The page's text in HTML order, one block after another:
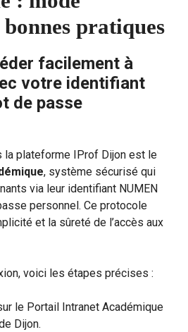
pratiques
facilement à
votre identifiant
de passe
la plateforme IProf Dijon est le
, système sécurisé qui
via leur identifiant NUMEN
personnel. Ce protocole
et la sûreté de l’accès aux
voici les étapes précises :
le Portail Intranet Académique
Dijon.